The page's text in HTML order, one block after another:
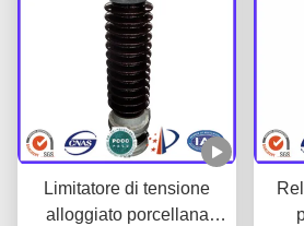
Limitatore di tensione
alloggiato porcellana